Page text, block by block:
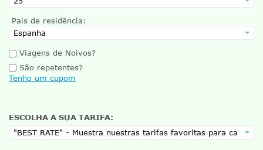
País de residência:
Viagens de Noivos?
São repetentes?
Tenho um cupom
ESCOLHA A SUA TARIFA: